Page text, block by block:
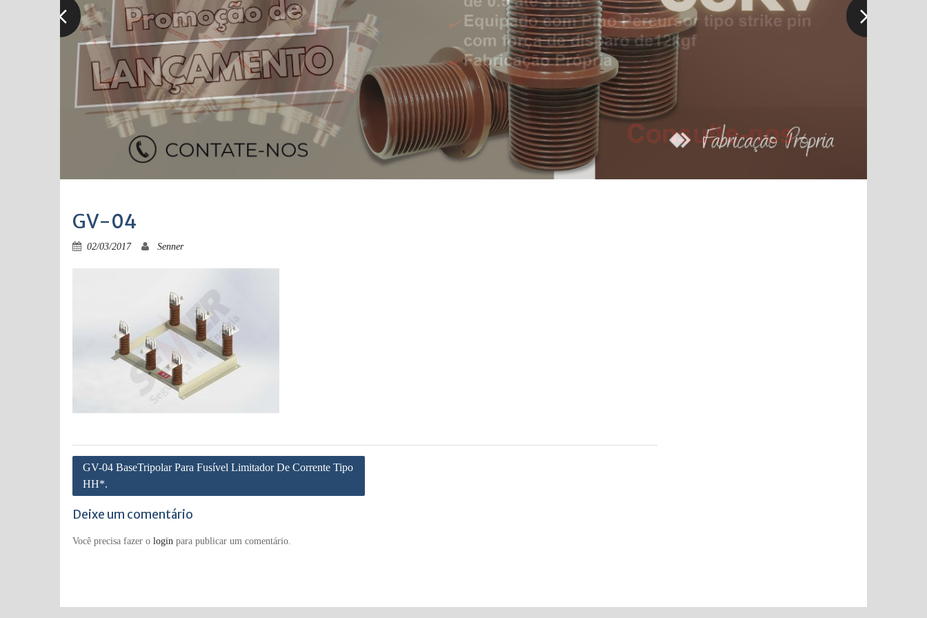
GV-04
02/03/2017 Senner
Navegação
de
Post
GV-04 BaseTripolar Para Fusível Limitador De Corrente Tipo
HH*.
Deixe um comentário
Você precisa fazer o login para publicar um comentário.